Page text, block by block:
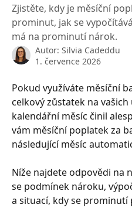
Zjistěte, kdy je měsíční
prominut, jak se
má na prominutí nárok.
Autor: Silvia Cadeddu
1. července 2026
Pokud využíváte měsíční
celkový zůstatek na
kalendářní měsíc činil
vám měsíční poplatek za
následující měsíc
Níže najdete odpovědi na
se podmínek nároku,
a situací, kdy se